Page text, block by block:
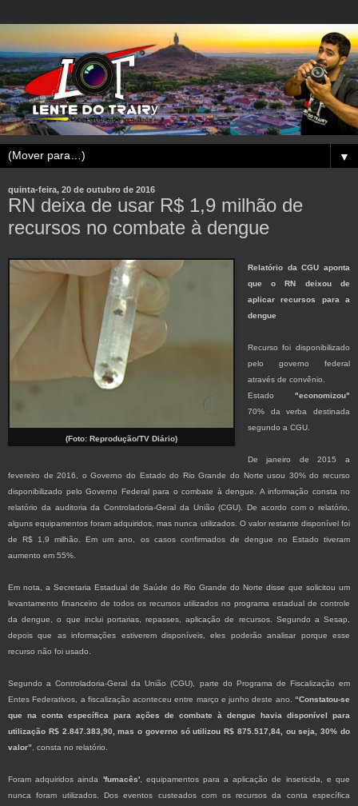
▼
quinta-feira, 20 de outubro de 2016
RN deixa de usar R$ 1,9 milhão de
recursos no combate à dengue
(Foto: Reprodução/TV Diário)
Relatório da CGU aponta
que o RN deixou de
aplicar recursos para a
dengue
Recurso foi disponibilizado
pelo governo federal
através de convênio.
Estado "economizou"
70% da verba destinada
segundo a CGU.
De janeiro de 2015 a
fevereiro de 2016, o Governo do Estado do Rio Grande do Norte usou 30% do recurso
disponibilizado pelo Governo Federal para o combate à dengue. A informação consta no
relatório da auditoria da Controladoria-Geral da União (CGU). De acordo com o relatório,
alguns equipamentos foram adquiridos, mas nunca utilizados. O valor restante disponível foi
de R$ 1,9 milhão. Em um ano, os casos confirmados de dengue no Estado tiveram
aumento em 55%.
Em nota, a Secretaria Estadual de Saúde do Rio Grande do Norte disse que solicitou um
levantamento financeiro de todos os recursos utilizados no programa estadual de controle
da dengue, o que inclui portarias, repasses, aplicação de recursos. Segundo a Sesap,
depois que as informações estiverem disponíveis, eles poderão analisar porque esse
recurso não foi usado.
Segundo a Controladoria-Geral da União (CGU), parte do Programa de Fiscalização em
Entes Federativos, a fiscalização aconteceu entre março e junho deste ano.
“Constatou-se
que na conta específica para ações de combate à dengue havia disponível para
utilização R$ 2.847.383,90, mas o governo só utilizou R$ 875.517,84, ou seja, 30% do
valor” , consta no relatório.
Foram adquiridos ainda 'fumacês', equipamentos para a aplicação de inseticida, e que
nunca foram utilizados. Dos eventos custeados com os recursos da conta específica